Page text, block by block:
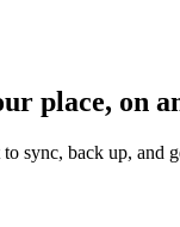
place, on
sync, back up, and